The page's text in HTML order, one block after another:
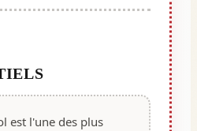
est l'une des plus